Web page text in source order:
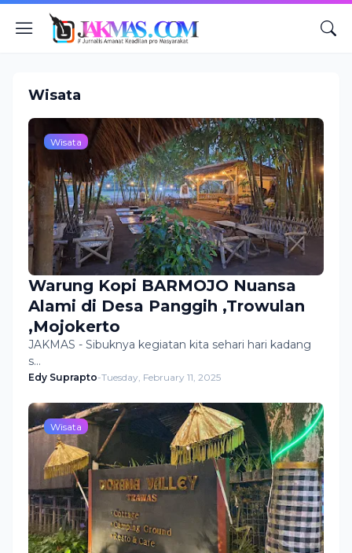
Wisata
Wisata
Warung Kopi BARMOJO Nuansa
Alami di Desa Panggih ,Trowulan
,Mojokerto
JAKMAS - Sibuknya kegiatan kita sehari hari kadang
s…
Edy Suprapto-Tuesday, February 11, 2025
Wisata